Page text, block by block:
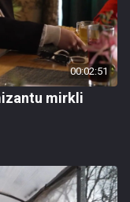
00:02:51
mirkli